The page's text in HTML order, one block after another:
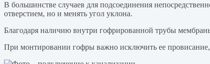
В большинстве случаев для подсоединения
отверстием, но и менять угол уклона.
Благодаря наличию внутри гофрированной трубы
При монтировании гофры важно исключить ее провисание,